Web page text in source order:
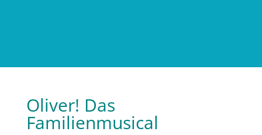
Oliver! Das
Familienmusical